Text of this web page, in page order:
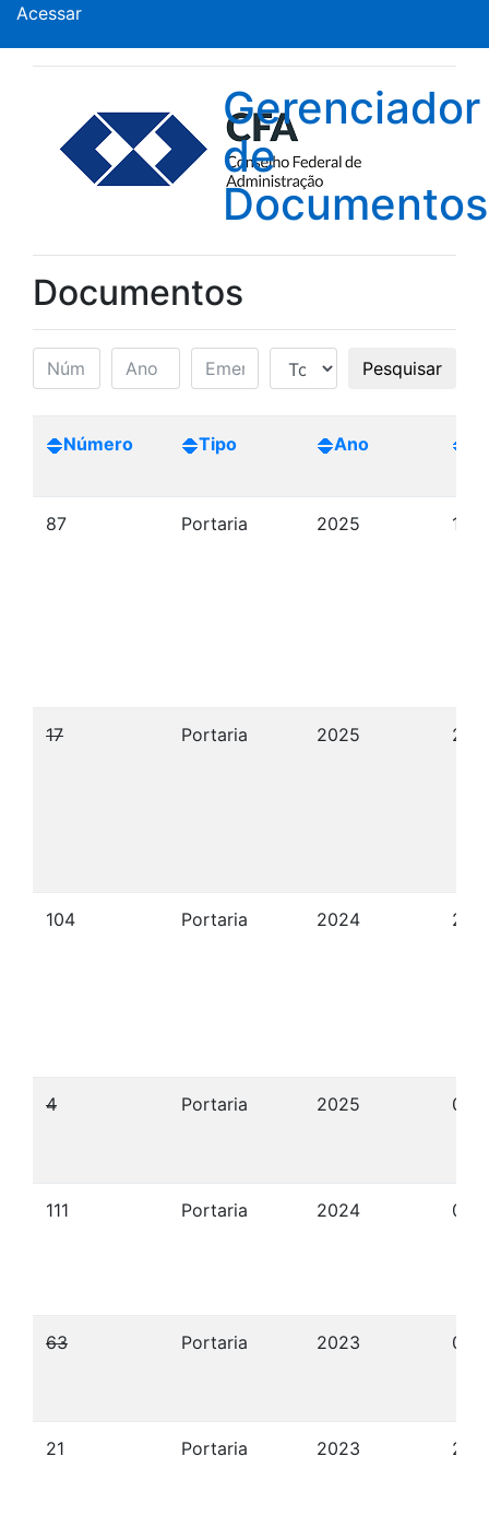
Acessar
Gerenciador
de
Documentos
Documentos
Pesquisar
Número Tipo Ano
87 Portaria 2025 10/
17 Portaria 2025 28/
104 Portaria 2024 25/
4 Portaria 2025 09/
111 Portaria 2024 08/
63 Portaria 2023 09/
21 Portaria 2023 20/